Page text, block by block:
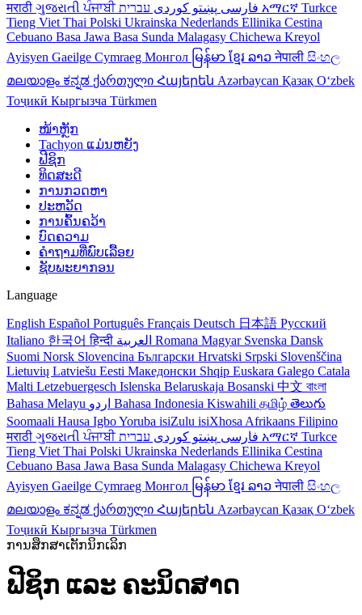
मराठी ગુજરાતીਪੰਜਾਬੀ فارسی پښتو کوردی አማርኛ Turkce
Tieng Viet Thai Polski Ukrainska Nederlands Ellinika Cestina
Cebuano Basa Jawa Basa Sunda Malagasy Chichewa Kreyol
Ayisyen Gaeilge Cymraeg Монгол မြန်မာ ខ្មែរ ລາວनेपाली සිංහල
മലയാളം ಕನ್ನಡ ქართული Հայերեն Azərbaycan Қазақ Oʻzbek
Тоҷикӣ Кыргызча Türkmen
ໜ້າຫຼັກ
Tachyon ແມ່ນຫຍັງ
ຟີຊິກ
ທິດສະດີ
ການກວດຫາ
ປະຫວັດ
ການຄົ້ນຄວ້າ
ບົດຄວາມ
ຄຳຖາມທີ່ພົບເລື້ອຍ
ຊັບພະຍາກອນ
Language
English Español Português Français Deutsch 日本語 Русский
Italiano 한국어हिन्दी Romana Magyar Svenska Dansk
Suomi Norsk Slovencina Български Hrvatski Srpski Slovenščina
Lietuvių Latviešu Eesti Македонски Shqip Euskara Galego Catala
Malti Letzebuergesch Islenska Belaruskaja Bosanski 中文 বাংলা
Bahasa Melayu
Bahasa Indonesia Kiswahili தமிழ் తెలుగు
Soomaali Hausa IgboYoruba isiZulu isiXhosa Afrikaans Filipino
मराठी ગુજરાતીਪੰਜਾਬੀ فارسی پښتو کوردی አማርኛ Turkce
Tieng Viet Thai Polski Ukrainska Nederlands Ellinika Cestina
Cebuano Basa Jawa Basa Sunda Malagasy Chichewa Kreyol
Ayisyen Gaeilge Cymraeg Монгол မြန်မာ ខ្មែរ ລາວनेपाली සිංහල
മലയാളം ಕನ್ನಡ ქართული Հայերեն Azərbaycan Қазақ Oʻzbek
Тоҷикӣ Кыргызча Türkmen
ການສຶກສາເຕັກນິກເລິກ
ຟີຊິກ ແລະ ຄະນິດສາດ